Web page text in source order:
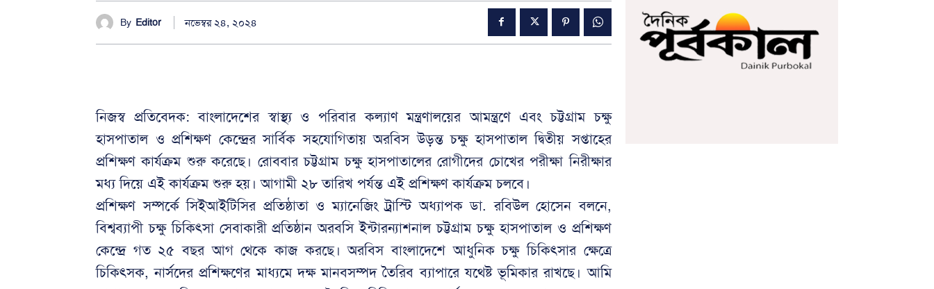
By Editor নভেম্বর ২৪, ২০২৪
নিজস্ব প্রতিবেদক: বাংলাদেশের স্বাস্থ্য ও পরিবার কল্যাণ মন্ত্রণালয়ের আমন্ত্রণে এবং চট্টগ্রাম চক্ষু
হাসপাতাল ও প্রশিক্ষণ কেন্দ্রের সার্বিক সহযোগিতায় অরবিস উড়ন্ত চক্ষু হাসপাতাল দ্বিতীয় সপ্তাহের
প্রশিক্ষণ কার্যক্রম শুরু করেছে। রোববার চট্টগ্রাম চক্ষু হাসপাতালের রোগীদের চোখের পরীক্ষা নিরীক্ষার
মধ্য দিয়ে এই কার্যক্রম শুরু হয়। আগামী ২৮ তারিখ পর্যন্ত এই প্রশিক্ষণ কার্যক্রম চলবে।
প্রশিক্ষণ সম্পর্কে সিইআইটিসির প্রতিষ্ঠাতা ও ম্যানেজিং ট্রাস্টি অধ্যাপক ডা. রবিউল হোসেন বলনে,
বিশ্বব্যাপী চক্ষু চিকিৎসা সেবাকারী প্রতিষ্ঠান অরবসি ইন্টারন্যাশনাল চট্টগ্রাম চক্ষু হাসপাতাল ও প্রশিক্ষণ
কেন্দ্রে গত ২৫ বছর আগ থেকে কাজ করছে। অরবিস বাংলাদেশে আধুনিক চক্ষু চিকিৎসার ক্ষেত্রে
চিকিৎসক, নার্সদের প্রশিক্ষণের মাধ্যমে দক্ষ মানবসম্পদ তৈরিব ব্যাপারে যথেষ্ট ভূমিকার রাখছে। আমি